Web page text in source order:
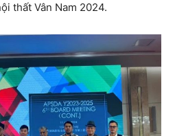
thất Vân Nam 2024.